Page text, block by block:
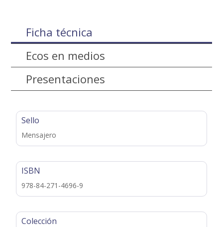
Ficha técnica
Ecos en medios
Presentaciones
Sello
Mensajero
ISBN
978-84-271-4696-9
Colección